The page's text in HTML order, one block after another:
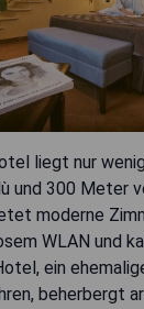
liegt nur
und 300 Meter
moderne
WLAN und
ein
beherbergt